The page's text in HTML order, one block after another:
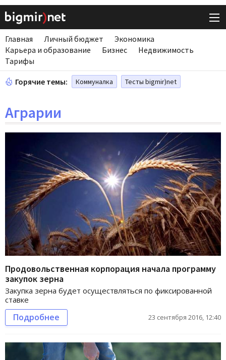
Главная Личный бюджет
Экономика
Карьера и образование
Бизнес
Недвижимость
Тарифы
Горячие темы: Коммуналка Тесты bigmir)net
Аграрии
Продовольственная корпорация начала программу
закупок зерна
Закупка зерна будет осуществляться по фиксированной
ставке
Подробнее 23 сентября 2016, 12:40